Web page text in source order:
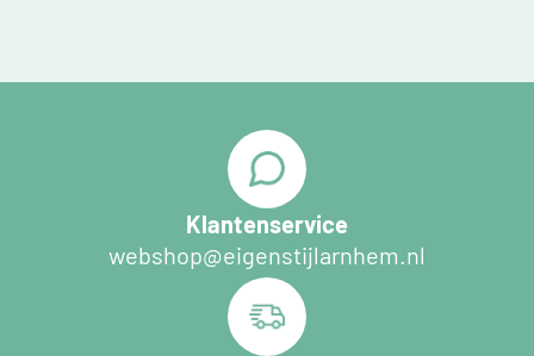
Klantenservice
webshop@eigenstijlarnhem.nl